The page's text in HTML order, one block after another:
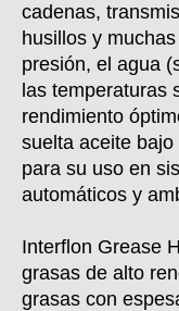
cadenas,
husillos y
presión, el agua
las temperaturas
rendimiento
suelta aceite
para su uso en
automáticos y
Interflon Grease
grasas de alto
grasas con